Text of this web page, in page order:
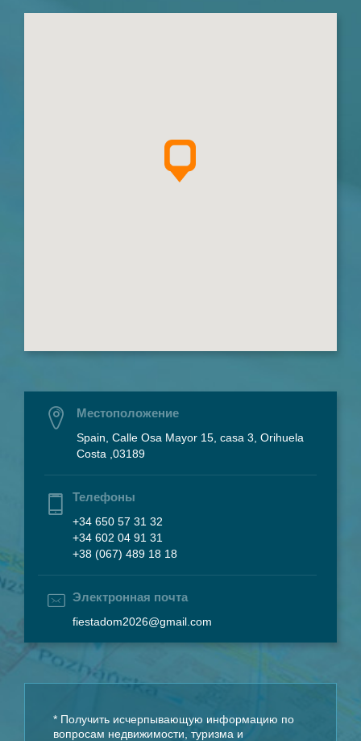
Местоположение
Spain, Calle Osa Mayor 15, casa 3, Orihuela
Costa ,03189
Телефоны
+34 650 57 31 32
+34 602 04 91 31
+38 (067) 489 18 18
Электронная почта
fiestadom2026@gmail.com
* Получить исчерпывающую информацию по
вопросам недвижимости, туризма и